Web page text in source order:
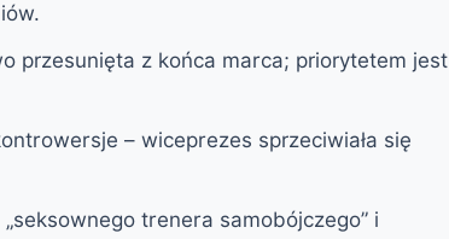
przesunięta z końca marca; priorytetem jest
– wiceprezes sprzeciwiała się
trenera samobójczego” i